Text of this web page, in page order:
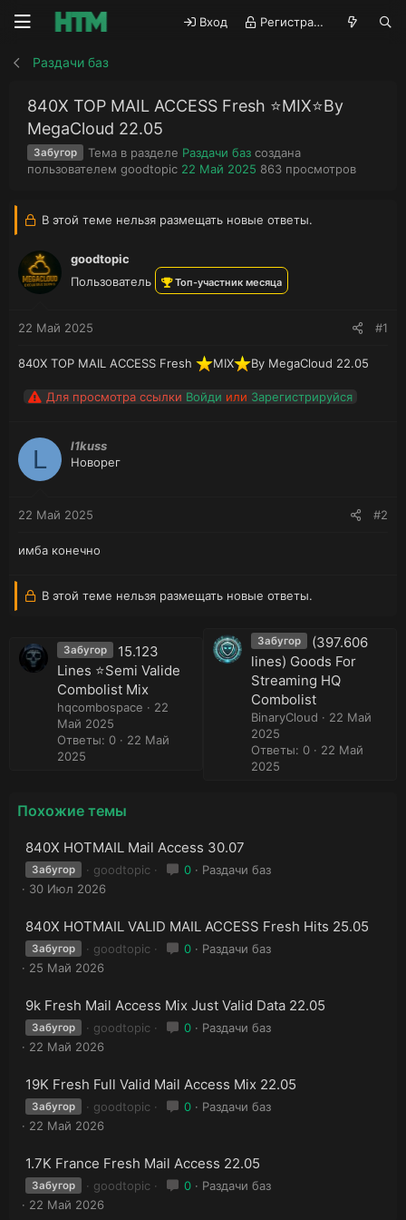
Вход Регистрация
Раздачи баз
840X TOP MAIL ACCESS Fresh ⭐️MIX⭐️By
MegaCloud 22.05
Забугор Тема в разделе Раздачи базсоздана
пользователем А
о
е
м
goodtopic Д
а
ч
а
л
22 Май 2025 П
с
т
р
ы
863 просмотров
В этой теме нельзя размещать новые ответы.
goodtopic
Пользователь
Топ-участник месяца
22 Май 2025 #1
840X TOP MAIL ACCESS Fresh ️MIX ️By MegaCloud 22.05
Для просмотра ссылки Войди или Зарегистрируйся
L
l1kuss
Новорег
22 Май 2025 #2
имба конечно
В этой теме нельзя размещать новые ответы.
Забугор
15.123
Lines ⭐️Semi Valide
Combolist Mix
hqcombospace
22
Май 2025
Ответы: 0
22 Май
2025
Забугор
(397.606
lines) Goods For
Streaming HQ
Combolist
BinaryCloud
22 Май
2025
Ответы: 0
22 Май
2025
Похожие темы
840X HOTMAIL Mail Access 30.07
Забугор goodtopic 0
Раздачи баз
30 Июл 2026
840X HOTMAIL VALID MAIL ACCESS Fresh Hits 25.05
Забугор goodtopic 0
Раздачи баз
25 Май 2026
9k Fresh Mail Access Mix Just Valid Data 22.05
Забугор goodtopic 0
Раздачи баз
22 Май 2026
19K Fresh Full Valid Mail Access Mix 22.05
Забугор goodtopic 0
Раздачи баз
22 Май 2026
1.7K France Fresh Mail Access 22.05
Забугор goodtopic 0
Раздачи баз
22 Май 2026